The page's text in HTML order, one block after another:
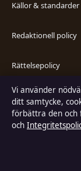
Källor & standarder
Redaktionell policy
Rättelsepolicy
Ägande &
Vi använder
ditt samtycke,
förbättra den och
och